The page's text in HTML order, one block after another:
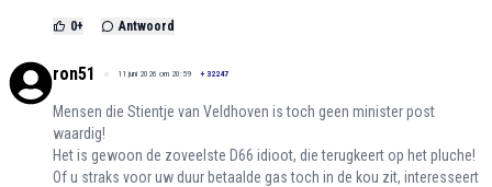
0+ Antwoord
ron51 11 juni 2026 om 20:59 + 32247
Mensen die Stientje van Veldhoven is toch geen minister post
waardig!
Het is gewoon de zoveelste D66 idioot, die terugkeert op het pluche!
Of u straks voor uw duur betaalde gas toch in de kou zit, interesseert